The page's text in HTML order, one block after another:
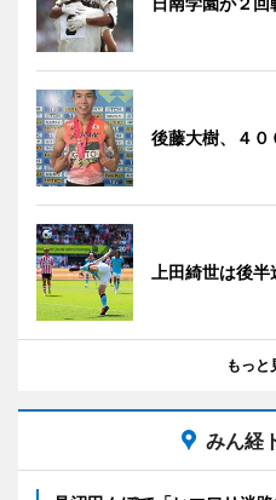
後藤大樹、４０
上田綺世は後
もっと
みん経